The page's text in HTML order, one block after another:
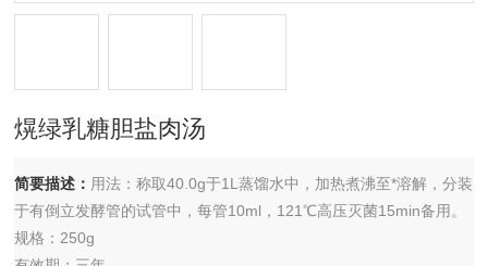
熀绿乳糖胆盐肉汤
简要描述： 用法：称取40.0g于1L蒸馏水中，加热煮沸至*溶解，分装
于有倒立发酵管的试管中，每管10ml，121℃高压灭菌15min备用。
规格：250g